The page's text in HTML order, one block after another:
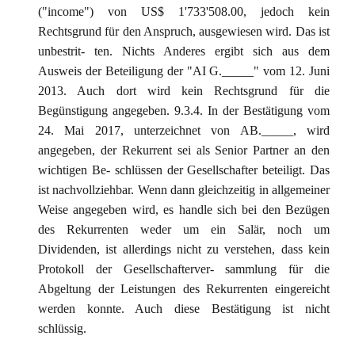
("income") von US$ 1'733'508.00, jedoch kein
Rechtsgrund für den Anspruch, ausgewiesen wird. Das ist
unbestrit- ten. Nichts Anderes ergibt sich aus dem
Ausweis der Beteiligung der "AI G._____" vom 12. Juni
2013. Auch dort wird kein Rechtsgrund für die
Begünstigung angegeben. 9.3.4. In der Bestätigung vom
24. Mai 2017, unterzeichnet von AB._____, wird
angegeben, der Rekurrent sei als Senior Partner an den
wichtigen Be- schlüssen der Gesellschafter beteiligt. Das
ist nachvollziehbar. Wenn dann gleichzeitig in allgemeiner
Weise angegeben wird, es handle sich bei den Bezügen
des Rekurrenten weder um ein Salär, noch um
Dividenden, ist allerdings nicht zu verstehen, dass kein
Protokoll der Gesellschafterver- sammlung für die
Abgeltung der Leistungen des Rekurrenten eingereicht
werden konnte. Auch diese Bestätigung ist nicht
schlüssig.